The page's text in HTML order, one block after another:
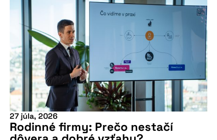
27 júla, 2026
Rodinné firmy: Prečo nestačí